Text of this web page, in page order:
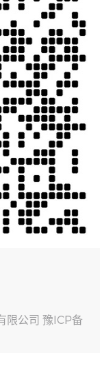
限公司 豫ICP备